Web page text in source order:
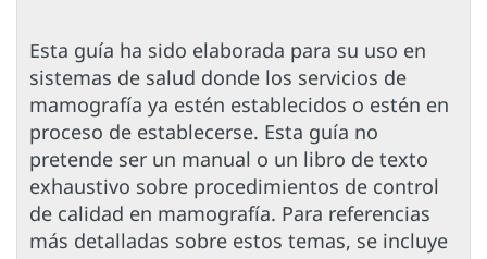
Esta guía ha sido elaborada para su uso en
sistemas de salud donde los servicios de
mamografía ya estén establecidos o estén en
proceso de establecerse. Esta guía no
pretende ser un manual o un libro de texto
exhaustivo sobre procedimientos de control
de calidad en mamografía. Para referencias
más detalladas sobre estos temas, se incluye